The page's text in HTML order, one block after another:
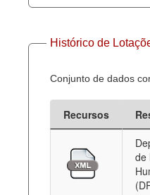
Perguntas frequentes
ContatoHistórico de
Conjunto de dados
Recursos
de